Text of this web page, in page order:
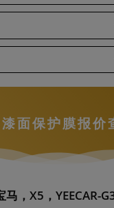
面保护膜报价
马，X5，YEECAR-